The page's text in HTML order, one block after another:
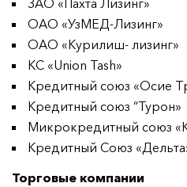
ЗАО «Пахта Лизинг»
ОАО «УзМЕД-Лизинг»
ОАО «Курилиш- лизинг»
КС «Union Tash»
Кредитный союз «Осие
Кредитный союз “Турон»
Микрокредитный союз
Кредитный Союз
Торговые компании